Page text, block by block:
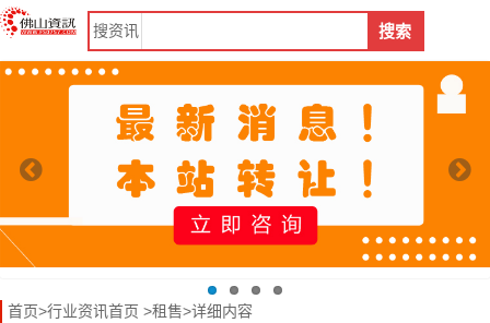
搜资讯 搜索
首页>行业资讯首页 >租售>详细内容